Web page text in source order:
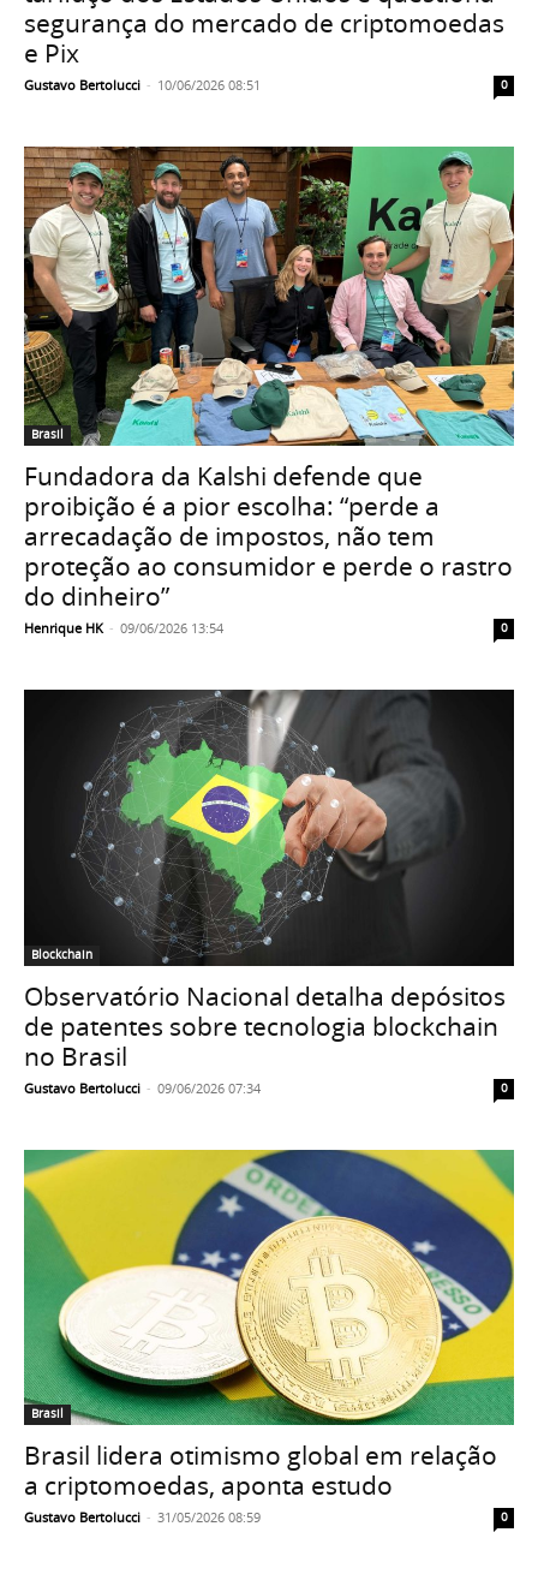
segurança do mercado de criptomoedas
e Pix
Gustavo Bertolucci - 10/06/2026 08:51 0
Brasil
Fundadora da Kalshi defende que
proibição é a pior escolha: “perde a
arrecadação de impostos, não tem
proteção ao consumidor e perde o rastro
do dinheiro”
Henrique HK - 09/06/2026 13:54 0
Blockchain
Observatório Nacional detalha depósitos
de patentes sobre tecnologia blockchain
no Brasil
Gustavo Bertolucci - 09/06/2026 07:34 0
Brasil
Brasil lidera otimismo global em relação
a criptomoedas, aponta estudo
Gustavo Bertolucci - 31/05/2026 08:59 0